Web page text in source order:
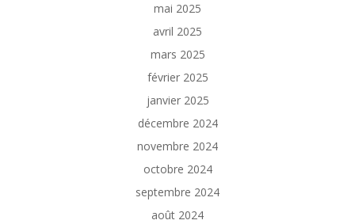
mai 2025
avril 2025
mars 2025
février 2025
janvier 2025
décembre 2024
novembre 2024
octobre 2024
septembre 2024
août 2024